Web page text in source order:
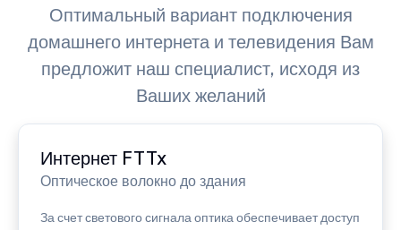
Оптимальный вариант подключения
домашнего интернета и телевидения Вам
предложит наш специалист, исходя из
Ваших желаний
Интернет FTTx
Оптическое волокно до здания
За счет светового сигнала оптика обеспечивает доступ